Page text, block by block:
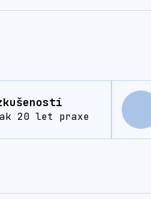
20 let praxe